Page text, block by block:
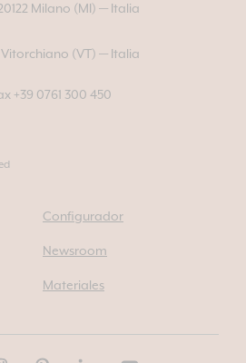
Milano (MI) — Italia
(VT) — Italia
+39 0761 300 450
Configurador
Newsroom
Materiales